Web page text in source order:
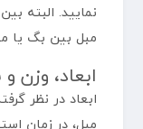
نمایید. البته
مبل بین بگ یا
ابعاد،